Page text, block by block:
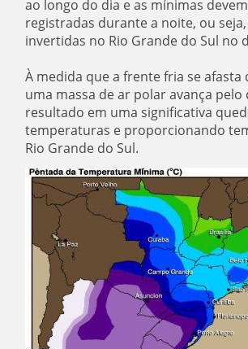
ao longo do dia e as mínimas
registradas durante a noite, ou
invertidas no Rio Grande do Sul no
À medida que a frente fria se afasta
uma massa de ar polar avança
resultado em uma significativa
temperaturas e proporcionando
Rio Grande do Sul.